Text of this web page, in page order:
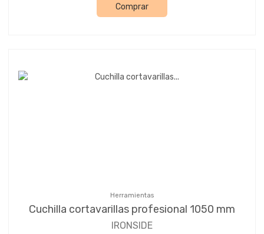
Comprar
Herramientas
Cuchilla cortavarillas profesional 1050 mm
IRONSIDE